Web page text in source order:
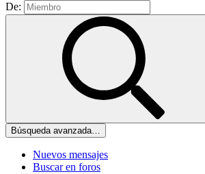
De:
Búsqueda avanzada…
Nuevos mensajes
Buscar en foros